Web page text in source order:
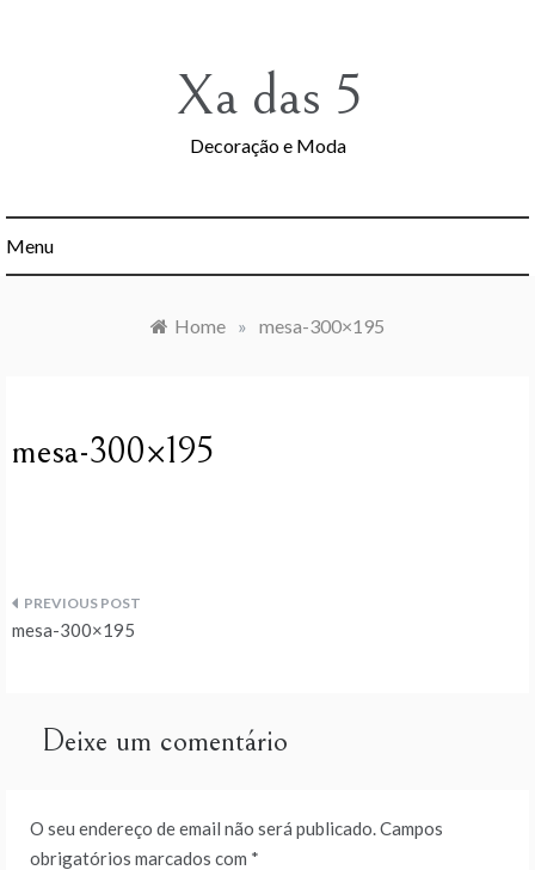
Xa das 5
Decoração e Moda
Menu
Home » mesa-300×195
mesa-300×195
Navegação
artigos
mesa-300×195
Deixe um comentário
O seu endereço de email não será publicado.Campos
obrigatórios marcados com *